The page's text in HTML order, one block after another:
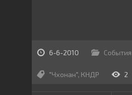
6-6-2010 События
"Чхонан", КНДР 2